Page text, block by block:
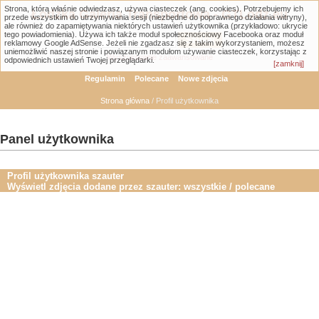
Łódzka Galeria Transportowa - GTLodz.eu
Wyszukiwanie zaawansowane
Regulamin Polecane Nowe zdjęcia
Strona główna / Profil użytkownika
Panel użytkownika
Profil użytkownika szauter
Wyświetl zdjęcia dodane przez szauter: wszystkie / polecane
Strona, którą właśnie odwiedzasz, używa ciasteczek (ang. cookies). Potrzebujemy ich
przede wszystkim do utrzymywania sesji (niezbędne do poprawnego działania witryny),
ale również do zapamiętywania niektórych ustawień użytkownika (przykładowo: ukrycie
tego powiadomienia). Używa ich także moduł społecznościowy Facebooka oraz moduł
reklamowy Google AdSense. Jeżeli nie zgadzasz się z takim wykorzystaniem, możesz
uniemożliwić naszej stronie i powiązanym modułom używanie ciasteczek, korzystając z
odpowiednich ustawień Twojej przeglądarki.
[zamknij]